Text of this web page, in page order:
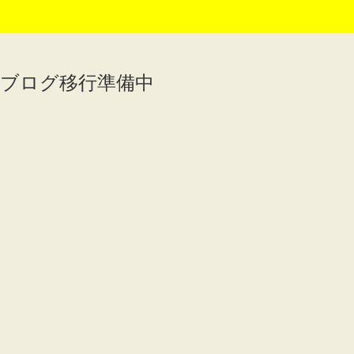
ブログ移行準備中